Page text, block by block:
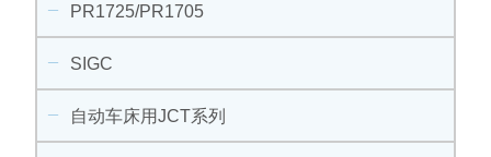
PR1725/PR1705
SIGC
自动车床用JCT系列